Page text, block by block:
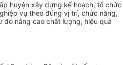
huyện xây dựng kế hoạch, tổ chức
vụ theo đúng vị trí, chức năng,
đó nâng cao chất lượng, hiệu quả